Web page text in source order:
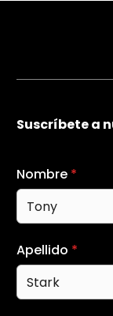
Suscríbete a
Nombre *
Apellido *